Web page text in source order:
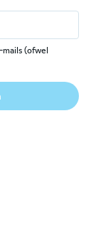
sensación
(ofwel